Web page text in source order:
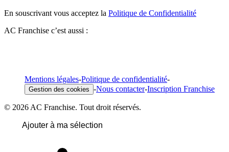
En souscrivant vous acceptez la Politique de Confidentialité
AC Franchise c’est aussi :
Mentions légales-Politique de confidentialité-
Gestion des cookies -Nous contacter-Inscription Franchise
© 2026 AC Franchise. Tout droit réservés.
Ajouter à ma sélection